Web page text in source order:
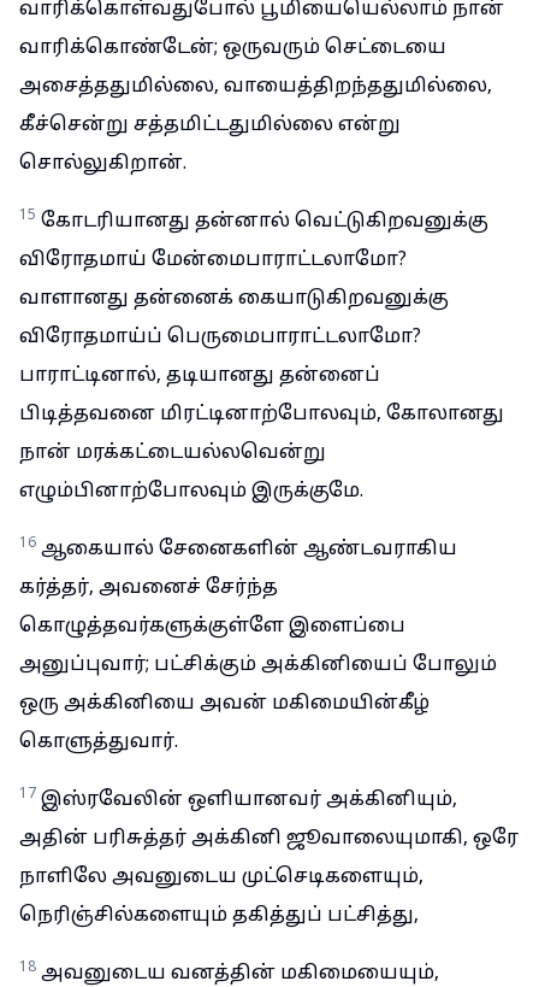
வாரிக்கொள்வதுபோல் பூமியையெல்லாம் நான்
வாரிக்கொண்டேன்; ஒருவரும் செட்டையை
அசைத்ததுமில்லை, வாயைத்திறந்ததுமில்லை,
கீச்சென்று சத்தமிட்டதுமில்லை என்று
சொல்லுகிறான்.
15 கோடரியானது தன்னால் வெட்டுகிறவனுக்கு
விரோதமாய் மேன்மைபாராட்டலாமோ?
வாளானது தன்னைக் கையாடுகிறவனுக்கு
விரோதமாய்ப் பெருமைபாராட்டலாமோ?
பாராட்டினால், தடியானது தன்னைப்
பிடித்தவனை மிரட்டினாற்போலவும், கோலானது
நான் மரக்கட்டையல்லவென்று
எழும்பினாற்போலவும் இருக்குமே.
16 ஆகையால் சேனைகளின் ஆண்டவராகிய
கர்த்தர், அவனைச் சேர்ந்த
கொழுத்தவர்களுக்குள்ளே இளைப்பை
அனுப்புவார்; பட்சிக்கும் அக்கினியைப் போலும்
ஒரு அக்கினியை அவன் மகிமையின்கீழ்
கொளுத்துவார்.
17 இஸ்ரவேலின் ஒளியானவர் அக்கினியும்,
அதின் பரிசுத்தர் அக்கினி ஜூவாலையுமாகி, ஒரே
நாளிலே அவனுடைய முட்செடிகளையும்,
நெரிஞ்சில்களையும் தகித்துப் பட்சித்து,
18 அவனுடைய வனத்தின் மகிமையையும்,